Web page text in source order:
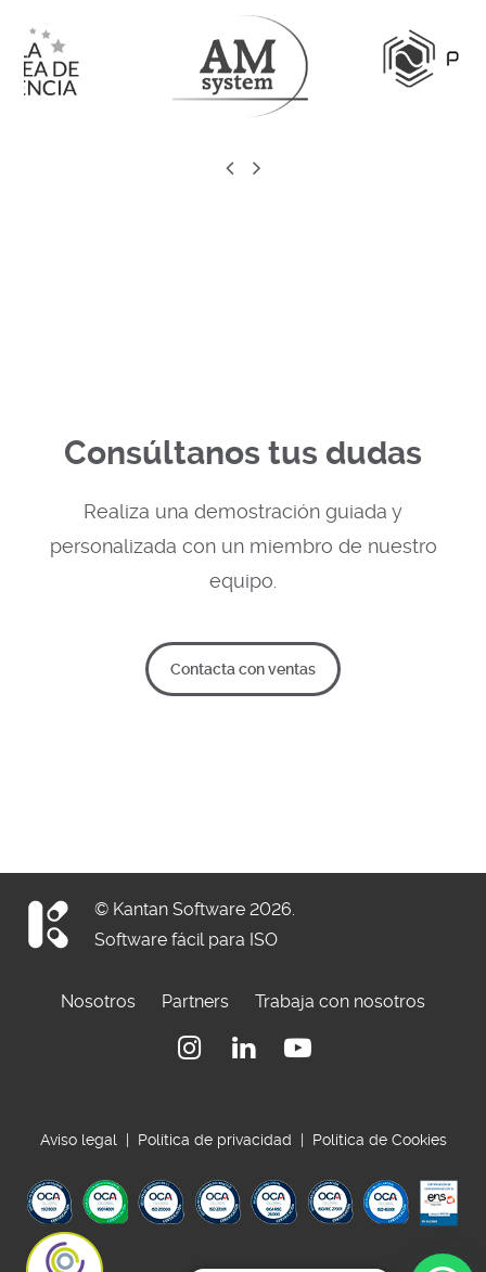
previous
next
Consúltanos tus dudas
Realiza una demostración guiada y
personalizada con un miembro de nuestro
equipo.
Contacta con ventas
© Kantan Software 2026.
Software fácil para ISO
Nosotros Partners Trabaja con nosotros
InstagramLinkedinYoutube
Aviso legal | Política de privacidad | Política de Cookies